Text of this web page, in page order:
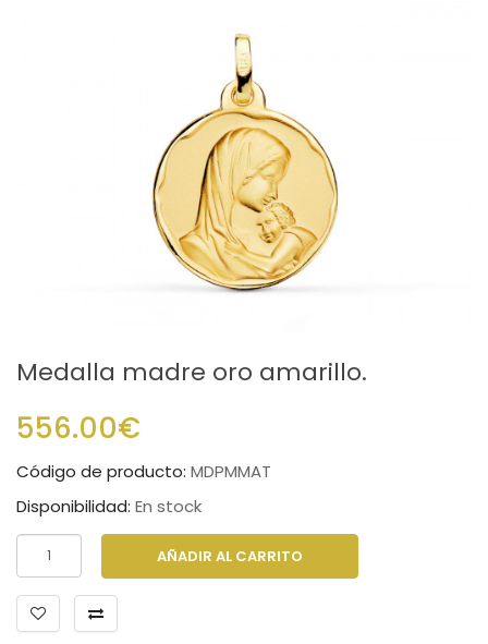
Medalla madre oro amarillo.
556.00€
Código de producto: MDPMMAT
Disponibilidad: En stock
AÑADIR AL CARRITO